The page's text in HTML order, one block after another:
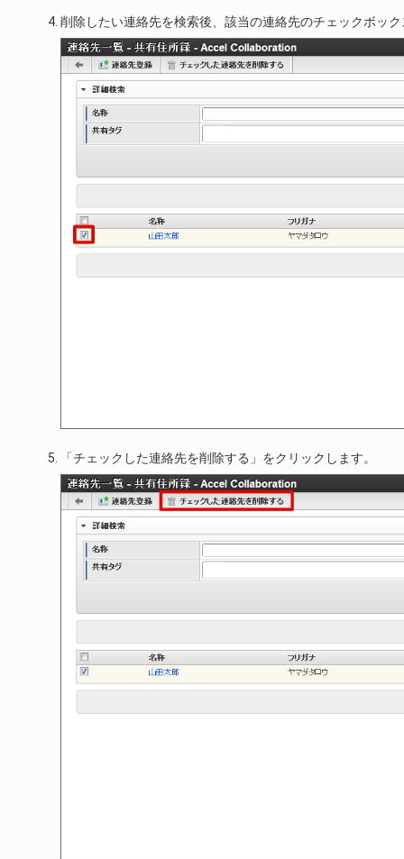
削除したい連絡先を検索後、該当の連絡先のチェックボッ
「チェックした連絡先を削除する」をクリックします。